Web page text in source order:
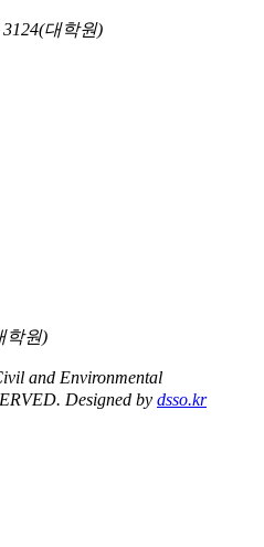
대학원)
학원)
and Environmental
Designed by dsso.kr